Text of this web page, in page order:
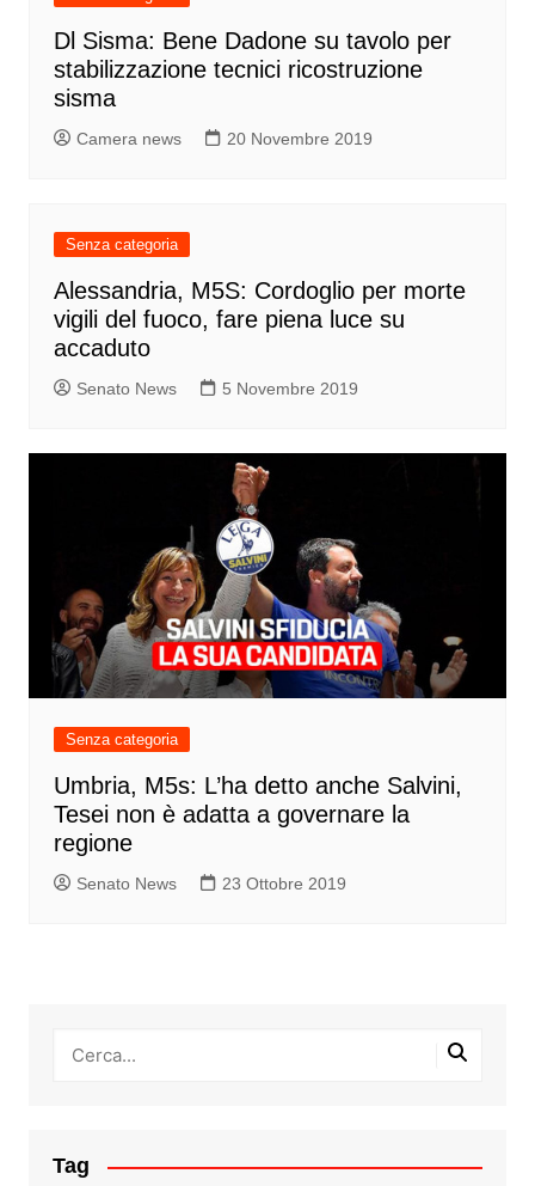
Dl Sisma: Bene Dadone su tavolo per
stabilizzazione tecnici ricostruzione
sisma
Camera news 20 Novembre 2019
Senza categoria
Alessandria, M5S: Cordoglio per morte
vigili del fuoco, fare piena luce su
accaduto
Senato News 5 Novembre 2019
Senza categoria
Umbria, M5s: L’ha detto anche Salvini,
Tesei non è adatta a governare la
regione
Senato News 23 Ottobre 2019
Tag